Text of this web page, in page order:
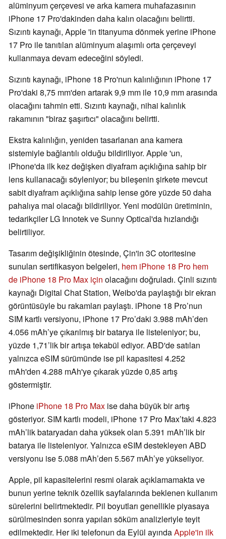
alüminyum çerçevesi ve arka kamera muhafazasının
iPhone 17 Pro'dakinden daha kalın olacağını belirtti.
Sızıntı kaynağı, Apple 'in titanyuma dönmek yerine iPhone
17 Pro ile tanıtılan alüminyum alaşımlı orta çerçeveyi
kullanmaya devam edeceğini söyledi.
Sızıntı kaynağı, iPhone 18 Pro'nun kalınlığının iPhone 17
Pro'daki 8,75 mm'den artarak 9,9 mm ile 10,9 mm arasında
olacağını tahmin etti. Sızıntı kaynağı, nihai kalınlık
rakamının "biraz şaşırtıcı" olacağını belirtti.
Ekstra kalınlığın, yeniden tasarlanan ana kamera
sistemiyle bağlantılı olduğu bildiriliyor. Apple 'un,
iPhone'da ilk kez değişken diyafram açıklığına sahip bir
lens kullanacağı söyleniyor; bu bileşenin şirkete mevcut
sabit diyafram açıklığına sahip lense göre yüzde 50 daha
pahalıya mal olacağı bildiriliyor. Yeni modülün üretiminin,
tedarikçiler LG Innotek ve Sunny Optical'da hızlandığı
belirtiliyor.
Tasarım değişikliğinin ötesinde, Çin'in 3C otoritesine
sunulan sertifikasyon belgeleri, hem iPhone 18 Pro hem
de iPhone 18 Pro Max için olacağını doğruladı. Çinli sızıntı
kaynağı Digital Chat Station, Weibo'da paylaştığı bir ekran
görüntüsüyle bu rakamları paylaştı. iPhone 18 Pro’nun
SIM kartlı versiyonu, iPhone 17 Pro’daki 3.988 mAh’den
4.056 mAh’ye çıkarılmış bir batarya ile listeleniyor; bu,
yüzde 1,71’lik bir artışa tekabül ediyor. ABD'de satılan
yalnızca eSIM sürümünde ise pil kapasitesi 4.252
mAh'den 4.288 mAh'ye çıkarak yüzde 0,85 artış
göstermiştir.
iPhone iPhone 18 Pro Max ise daha büyük bir artış
gösteriyor. SIM kartlı modeli, iPhone 17 Pro Max’taki 4.823
mAh’lik bataryadan daha yüksek olan 5.391 mAh’lik bir
batarya ile listeleniyor. Yalnızca eSIM destekleyen ABD
versiyonu ise 5.088 mAh’den 5.567 mAh’ye yükseliyor.
Apple, pil kapasitelerini resmi olarak açıklamamakta ve
bunun yerine teknik özellik sayfalarında beklenen kullanım
sürelerini belirtmektedir. Pil boyutları genellikle piyasaya
sürülmesinden sonra yapılan söküm analizleriyle teyit
edilmektedir. Her iki telefonun da Eylül ayındaApple'in ilk